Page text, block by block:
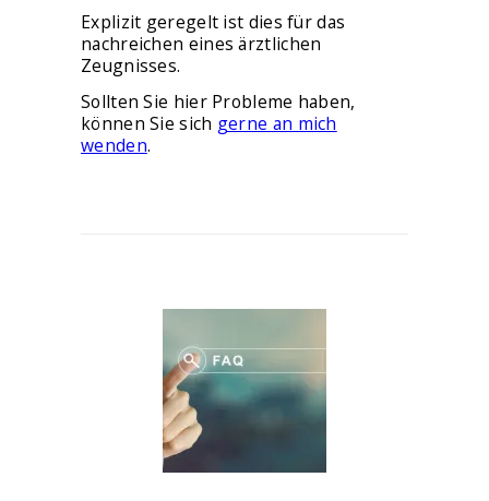
Explizit geregelt ist dies für das
nachreichen eines ärztlichen
Zeugnisses.
Sollten Sie hier Probleme haben,
können Sie sich gerne an mich
wenden.